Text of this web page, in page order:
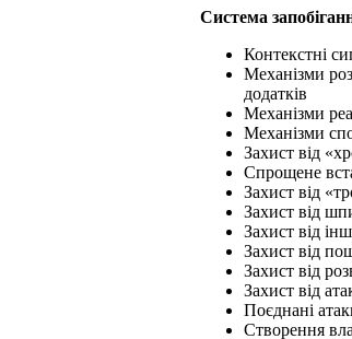
Система
Контекстні
Механізми
додатків
Механізми
Механізми
Захист від
Спрощене
Захист від
Захист від
Захист від
Захист від
Захист від
Захист від
Поєднані
Створення